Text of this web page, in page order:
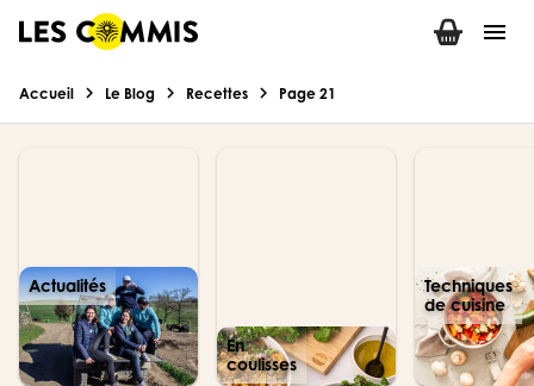
menu
Accueil chevron_right Le Blog chevron_right Recettes chevron_right Page 21
Actualités
En
coulisses
Techniques
de cuisine